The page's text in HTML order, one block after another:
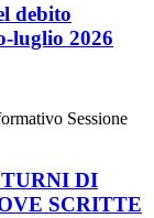
debito
luglio 2026
Sessione
DI
SCRITTE